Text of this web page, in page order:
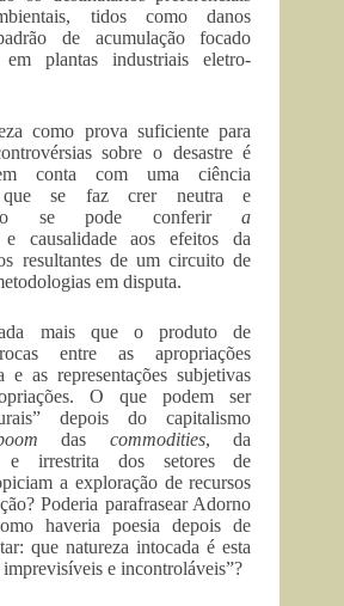
tidos como danos
de acumulação focado
plantas industriais eletro-
como prova suficiente para
sobre o desastre é
conta com uma ciência
que se faz crer neutra e
Não se pode conferira
e causalidade aos efeitos da
resultantes de um circuito de
em disputa.
mais que o produto de
entre as apropriações
e as representações subjetivas
O que podem ser
depois do capitalismo
das commodities, da
e irrestrita dos setores de
a exploração de recursos
Poderia parafrasear Adorno
haveria poesia depois de
que natureza intocada é esta
e incontroláveis”?